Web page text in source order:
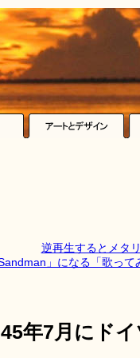
逆再生するとメタ
」になる「歌って
年7月にド